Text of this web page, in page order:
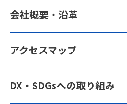
会社概要・沿革
アクセスマップ
DX・SDGsへの取り組み